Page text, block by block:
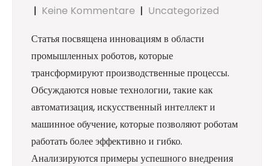
| Keine Kommentare | Uncategorized
Статья посвящена инновациям в области
промышленных роботов, которые
трансформируют производственные процессы.
Обсуждаются новые технологии, такие как
автоматизация, искусственный интеллект и
машинное обучение, которые позволяют роботам
работать более эффективно и гибко.
Анализируются примеры успешного внедрения